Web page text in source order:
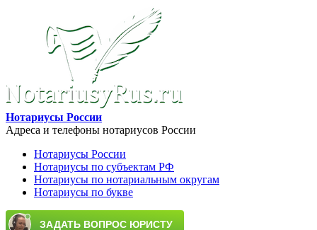
Перейти к основному содержанию
Нотариусы России
Адреса и телефоны нотариусов России
Main menu
Нотариусы России
Нотариусы по субъектам РФ
Нотариусы по нотариальным округам
Нотариусы по букве